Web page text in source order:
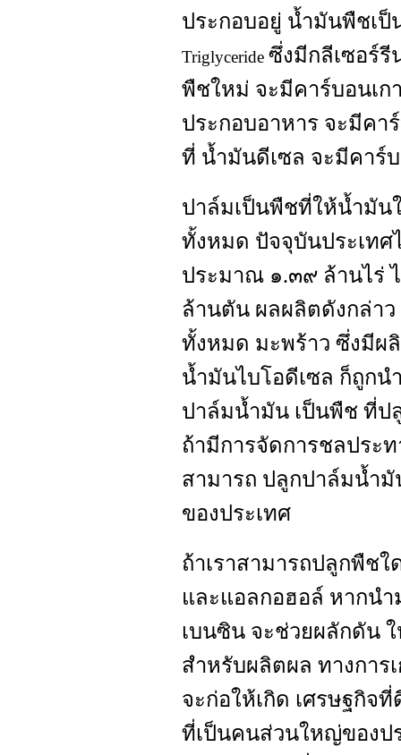
ประกอบอยู่ น้ำมันพืชเป็
Triglyceride ซึ่งมีกลีเซอร์
พืชใหม่ จะมีคาร์บอนเก
ประกอบอาหาร จะมีค
ที่ น้ำมันดีเซล จะมีคาร์
ปาล์มเป็นพืชที่ให้น้ำมัน
ทั้งหมด ปัจจุบันประเท
ประมาณ ๑.๓๙ ล้านไร่
ล้านตัน ผลผลิตดังกล่าว
ทั้งหมด มะพร้าว ซึ่งมีผ
น้ำมันไบโอดีเซล ก็ถูกน
ปาล์มน้ำมัน เป็นพืช ที่ป
ถ้ามีการจัดการชลประ
สามารถ ปลูกปาล์มน้ำ
ของประเทศ
ถ้าเราสามารถปลูกพืช
และแอลกอฮอล์ หากนำ
เบนซิน จะช่วยผลักดัน
สำหรับผลิตผล ทางการ
จะก่อให้เกิด เศรษฐกิจ
ที่เป็นคนส่วนใหญ่ของป